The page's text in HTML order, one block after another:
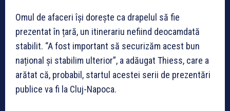
Omul de afaceri își dorește ca drapelul să fie
prezentat în țară, un itinerariu nefiind deocamdată
stabilit. “A fost important să securizăm acest bun
național și stabilim ulterior”, a adăugat Thiess, care a
arătat că, probabil, startul acestei serii de prezentări
publice va fi la Cluj-Napoca.